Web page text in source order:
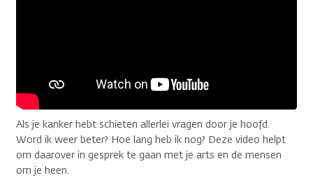
Als je kanker hebt schieten allerlei vragen door je hoofd.
Word ik weer beter? Hoe lang heb ik nog? Deze video helpt
om daarover in gesprek te gaan met je arts en de mensen
om je heen.